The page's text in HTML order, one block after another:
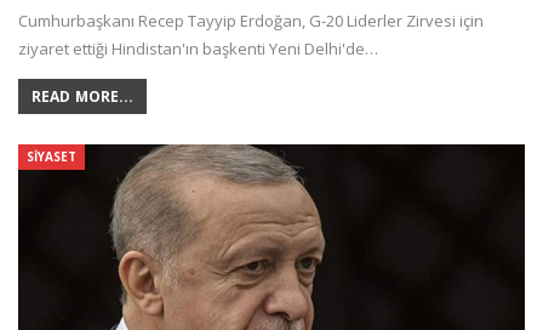
Cumhurbaşkanı Recep Tayyip Erdoğan, G-20 Liderler Zirvesi için
ziyaret ettiği Hindistan'ın başkenti Yeni Delhi'de…
READ MORE...
SIYASET